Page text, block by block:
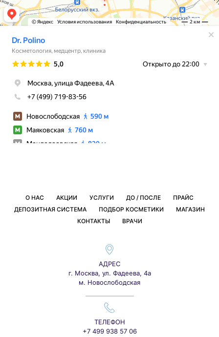
О НАС АКЦИИ УСЛУГИ ДО / ПОСЛЕ
ПРАЙС
ДЕПОЗИТНАЯ СИСТЕМА
ПОДБОР КОСМЕТИКИ
МАГАЗИН
КОНТАКТЫ
ВРАЧИ
АДРЕС
г. Москва, ул. Фадеева, 4а
м. Новослободская
ТЕЛЕФОН
+7 499 938 57 06